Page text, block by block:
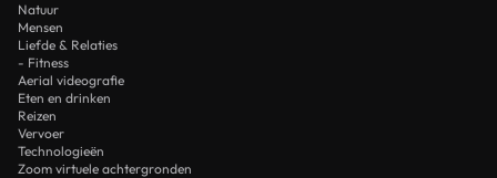
Natuur
Mensen
Liefde & Relaties
- Fitness
Aerial videografie
Eten en drinken
Reizen
Vervoer
Technologieën
Zoom virtuele achtergronden